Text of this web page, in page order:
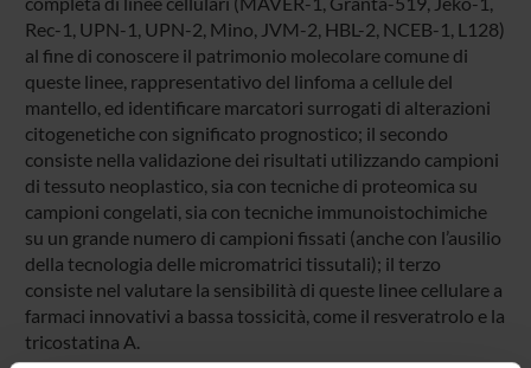
Rec-1, UPN-1, UPN-2, Mino, JVM-2, HBL-2, NCEB-1, L128)
al fine di conoscere il patrimonio molecolare comune di
queste linee, rappresentativo del linfoma a cellule del
mantello, ed identificare marcatori surrogati di alterazioni
citogenetiche con significato prognostico; il secondo
consiste nella validazione dei risultati utilizzando campioni
di tessuto neoplastico, sia con tecniche di proteomica su
campioni congelati, sia con tecniche immunoistochimiche
su un grande numero di campioni fissati (anche con l’ausilio
della tecnologia delle micromatrici tissutali); il terzo
consiste nel valutare la sensibilità di queste linee cellulare a
farmaci innovativi a bassa tossicità, come il resveratrolo e la
tricostatina A.